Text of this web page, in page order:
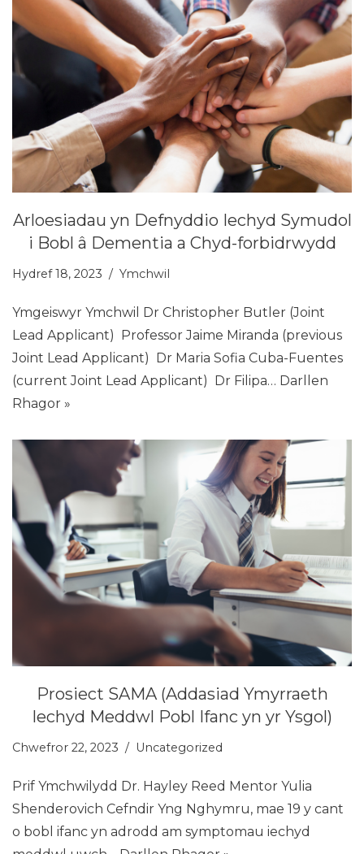
Arloesiadau yn Defnyddio Iechyd Symudol
i Bobl â Dementia a Chyd-forbidrwydd
Hydref 18, 2023 Ymchwil
Ymgeiswyr Ymchwil Dr Christopher Butler (Joint
Lead Applicant) Professor Jaime Miranda (previous
Joint Lead Applicant) Dr Maria Sofia Cuba-Fuentes
(current Joint Lead Applicant) Dr Filipa… Darllen
Rhagor »
Prosiect SAMA (Addasiad Ymyrraeth
Iechyd Meddwl Pobl Ifanc yn yr Ysgol)
Chwefror 22, 2023 Uncategorized
Prif Ymchwilydd Dr. Hayley Reed Mentor Yulia
Shenderovich Cefndir Yng Nghymru, mae 19 y cant
o bobl ifanc yn adrodd am symptomau iechyd